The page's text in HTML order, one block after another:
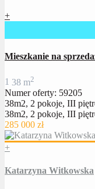
+
Mieszkanie na
1 38 m2
Numer oferty: 59205
38m2, 2 pokoje, III
38m2, 2 pokoje, III
285 000 zł
+
Katarzyna Witkowska